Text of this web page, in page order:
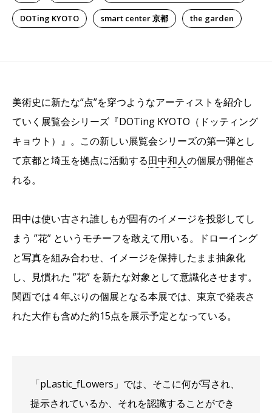
DOTing KYOTO smart center 京都 the garden
美術史に新たな“点”を穿つようなアーティストを紹介し
ていく展覧会シリーズ『DOTing KYOTO（ドッティング
キョウト）』。この新しい展覧会シリーズの第一弾とし
て京都と埼玉を拠点に活動する田中和人の個展が開催さ
れる。
田中は使い古され誰しもが固有のイメージを投影してし
まう ”花” というモチーフを敢えて用いる。ドローイング
と写真を組み合わせ、イメージを保持したまま抽象化
し、見慣れた ”花” を新たな対象として意識化させます。
関西では４年ぶりの個展となる本展では、東京で発表さ
れた大作も含めた約15点を展示予定となっている。
「pLastic_fLowers」では、そこに何が写され、
提示されているか、それを認識することができ